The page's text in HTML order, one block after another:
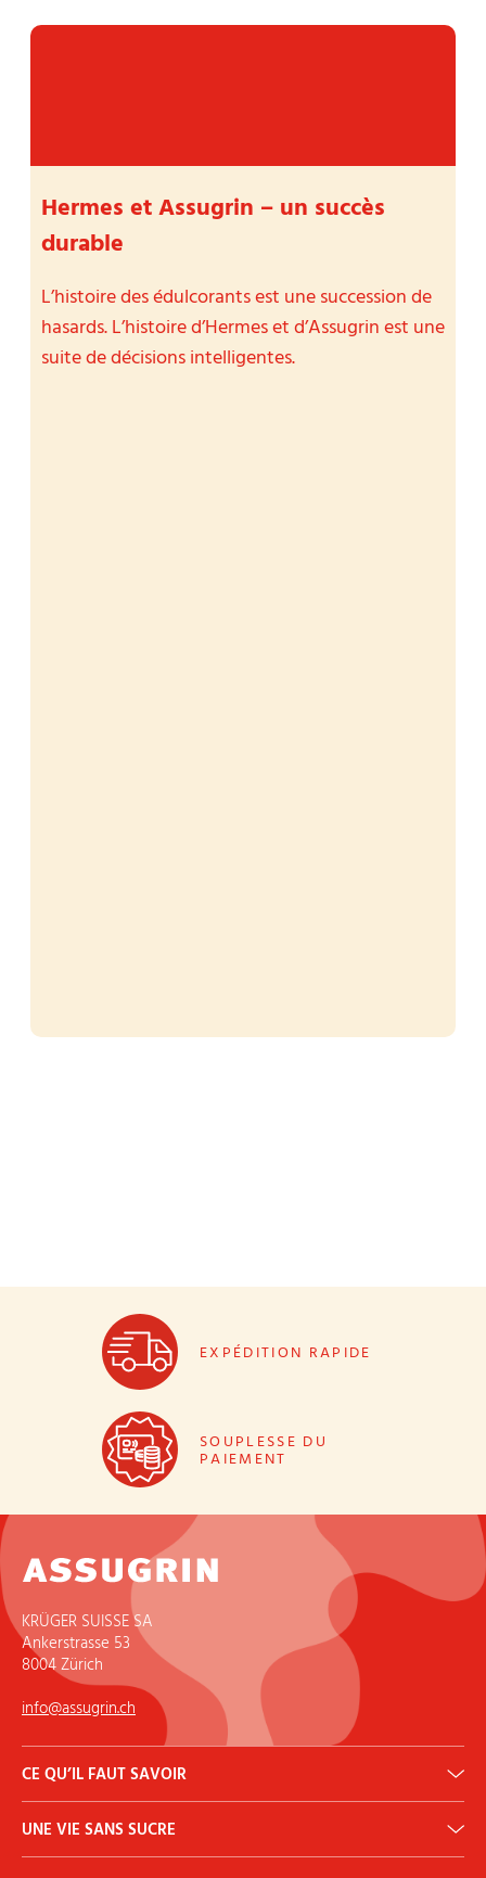
Hermes et Assugrin – un succès
durable
L’histoire des édulcorants est une succession de
hasards. L’histoire d’Hermes et d’Assugrin est une
suite de décisions intelligentes.
EXPÉDITION RAPIDE
SOUPLESSE DU
PAIEMENT
KRÜGER SUISSE SA
Ankerstrasse 53
8004 Zürich
info@assugrin.ch
CE QU’IL FAUT SAVOIR
Histoire
Qu’est-ce que l’érythritol?
UNE VIE SANS SUCRE